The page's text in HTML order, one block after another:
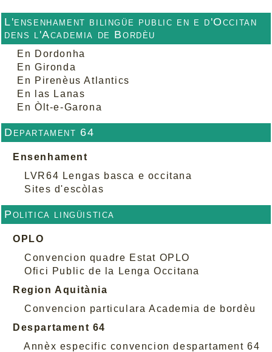
L'ensenhament bilingüe public en e d'Occitan
dens l'Academia de Bordèu
En Dordonha
En Gironda
En Pirenèus Atlantics
En las Lanas
En Òlt-e-Garona
Departament 64
Ensenhament
LVR64 Lengas basca e occitana
Sites d'escòlas
Politica lingüistica
OPLO
Convencion quadre Estat OPLO
Ofici Public de la Lenga Occitana
Region Aquitània
Convencion particulara Academia de bordèu
Despartament 64
Annèx especific convencion despartament 64